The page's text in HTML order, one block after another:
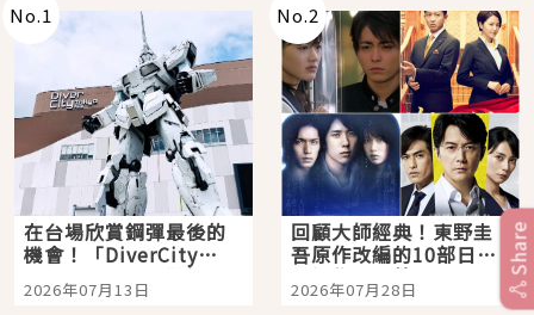
No.1
在台場欣賞鋼彈最後的
機會！「DiverCity
Tokyo Plaza」搭船、
購物、美食及夜景，一
2026年07月13日
No.2
回顧大師經典！東野圭
吾原作改編的10部日本
影視作品推薦
2026年07月28日
Share